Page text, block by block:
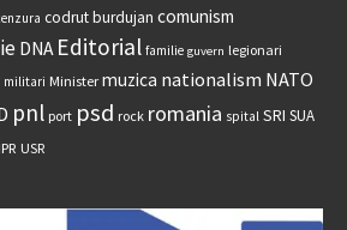
codrut burdujan comunism
DNA Editorial familie guvern legionari
militari Minister muzica nationalism NATO
pnl port psd rock romania spital SRI SUA
USR